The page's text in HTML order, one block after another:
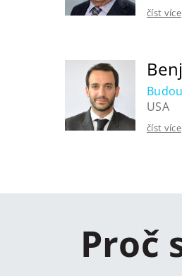
číst více
USA
číst více
Proč